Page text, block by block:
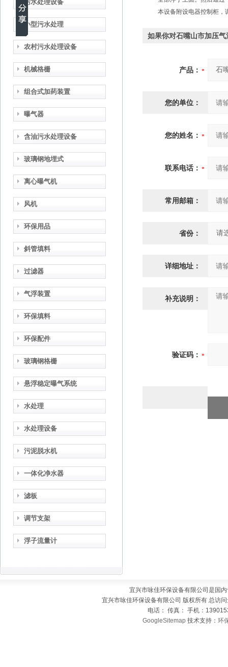
污水处理设备
小型污水处理
农村污水处理设备
机械格栅
组合式加药装置
曝气器
含油污水处理设备
玻璃钢地埋式
离心曝气机
风机
环保用品
斜管填料
过滤器
气浮装置
环保填料
环保配件
玻璃钢格栅
悬浮稳定曝气系统
水处理
水处理设备
污泥脱水机
一体化净水器
滤板
调节支架
浮子流量计
本设备附设电器控制柜，
如果你对石嘴山市加压
产品：
您的单位：
您的姓名：
联系电话：
常用邮箱：
省份：
详细地址：
补充说明：
验证码：
宜兴市咏佳环保设备有限公司是国
宜兴市咏佳环保设备有限公司 版权所有 总访
电话： 传真： 手机：
GoogleSitemap 技术支持： 环